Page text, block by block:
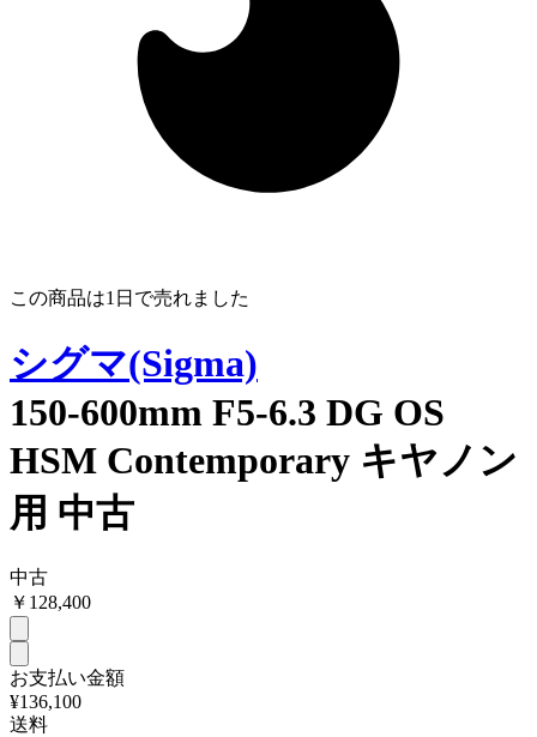
この商品は1日 で売れました
シグマ(Sigma)
150-600mm F5-6.3 DG OS
HSM Contemporary キヤノン
用 中古
中古
￥ 128,400
お支払い金額
¥136,100
送料